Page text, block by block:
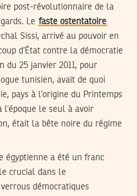
post-révolutionnaire de la
Le faste ostentatoire
Sissi, arrivé au pouvoir en
d’État contre la démocratie
du 25 janvier 2011, pour
tunisien, avait de quoi
pays à l’origine du Printemps
le seul à avoir
était la bête noire du régime
égyptienne a été un franc
crucial dans le
démocratiques